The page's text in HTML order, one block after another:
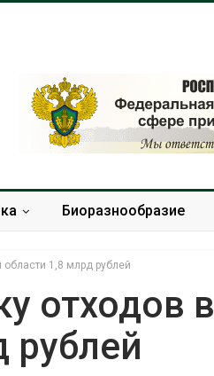
Биоразнообразие
области 1,8 млрд рублей
отходов в
рублей
и пожары: